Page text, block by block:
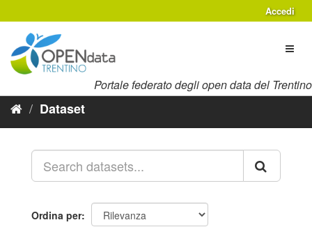
al
contenuto
Accedi
Portale federato degli open data del Trentino
Dataset
Ordina per